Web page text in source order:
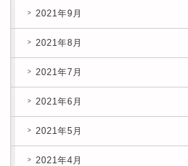
2021年9月
2021年8月
2021年7月
2021年6月
2021年5月
2021年4月